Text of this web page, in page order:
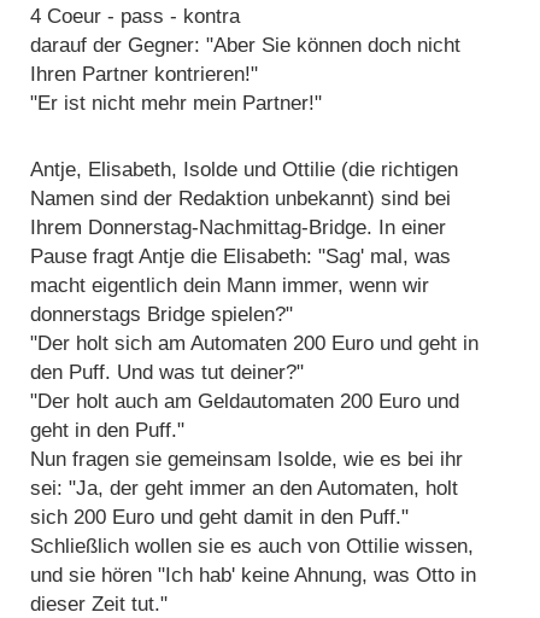
4 Coeur - pass - kontra
darauf der Gegner: "Aber Sie können doch nicht
Ihren Partner kontrieren!"
"Er ist nicht mehr mein Partner!"
Antje, Elisabeth, Isolde und Ottilie (die richtigen
Namen sind der Redaktion unbekannt) sind bei
Ihrem Donnerstag-Nachmittag-Bridge. In einer
Pause fragt Antje die Elisabeth: "Sag' mal, was
macht eigentlich dein Mann immer, wenn wir
donnerstags Bridge spielen?"
"Der holt sich am Automaten 200 Euro und geht in
den Puff. Und was tut deiner?"
"Der holt auch am Geldautomaten 200 Euro und
geht in den Puff."
Nun fragen sie gemeinsam Isolde, wie es bei ihr
sei: "Ja, der geht immer an den Automaten, holt
sich 200 Euro und geht damit in den Puff."
Schließlich wollen sie es auch von Ottilie wissen,
und sie hören "Ich hab' keine Ahnung, was Otto in
dieser Zeit tut."